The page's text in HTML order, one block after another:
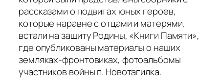
рассказами о подвигах юных героев,
которые наравне с отцами и матерями,
встали на защиту Родины, «Книги Памяти»,
где опубликованы материалы о наших
земляках-фронтовиках, фотоальбомы
участников войны п. Новотагилка.